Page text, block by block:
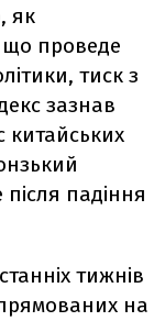
як
що проведе
тиск з
зазнав
китайських
падіння
тижнів
на